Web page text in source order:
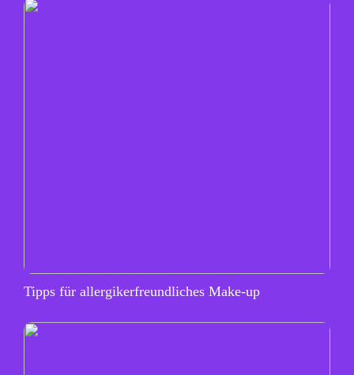
Tipps für allergikerfreundliches Make-up